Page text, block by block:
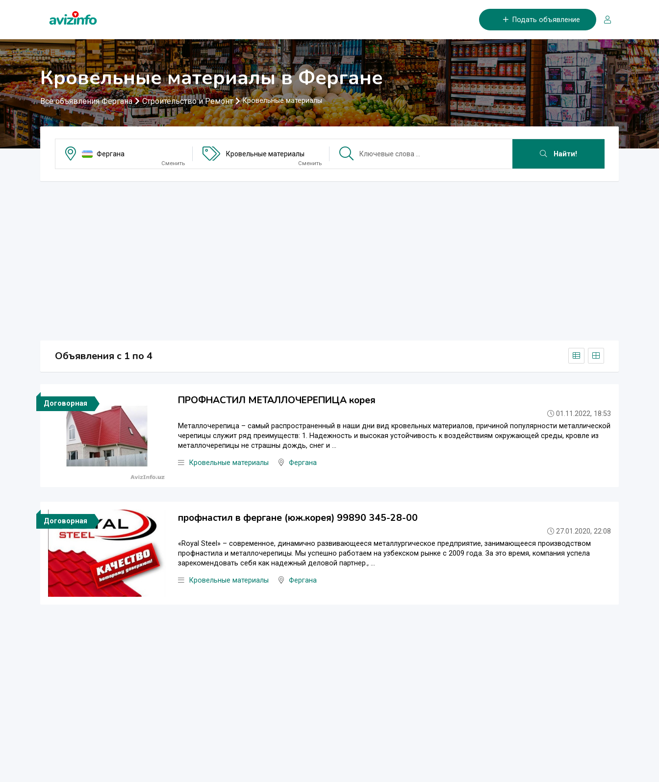
Подать объявление
Кровельные материалы в Фергане
Все объявления Фергана Строительство и Ремонт Кровельные материалы
Фергана
Сменить
Кровельные материалы
Сменить
Найти!
Объявления c 1 по 4
Договорная ПРОФНАСТИЛ МЕТАЛЛОЧЕРЕПИЦА корея
01.11.2022, 18:53
Металлочерепица – самый распространенный в наши дни вид кровельных материалов, причиной популярности металлической
черепицы служит ряд преимуществ: 1. Надежность и высокая устойчивость к воздействиям окружающей среды, кровле из
металлочерепицы не страшны дождь, снег и ...
Кровельные материалы Фергана
Договорная профнастил в фергане (юж.корея) 99890 345-28-00
27.01.2020, 22:08
«Royal Steel» – современное, динамично развивающееся металлургическое предприятие, занимающееся производством
профнастила и металлочерепицы. Мы успешно работаем на узбекском рынке с 2009 года. За это время, компания успела
зарекомендовать себя как надежный деловой партнер., ...
Кровельные материалы Фергана